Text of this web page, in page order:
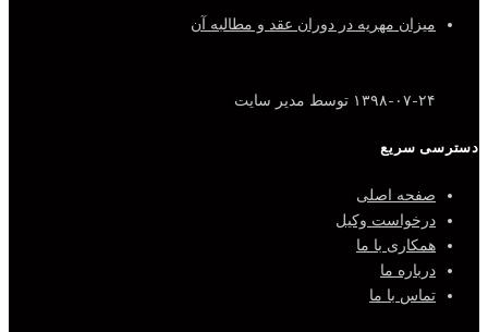
میزان مهریه در دوران عقد و مطالبه آن
۱۳۹۸-۰۷-۲۴ توسط مدیر سایت
دسترسی سریع
صفحه اصلی
درخواست وکیل
همکاری با ما
درباره ما
تماس با ما